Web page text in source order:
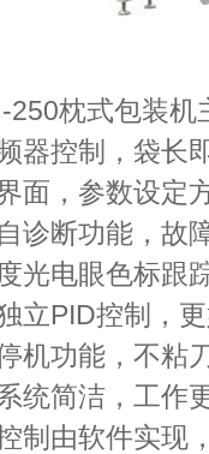
250枕式包装
器控制，袋长
面，参数设定
诊断功能，故
光电眼色标跟
立PID控制，
机功能，不粘
统简洁，工作
制由软件实现